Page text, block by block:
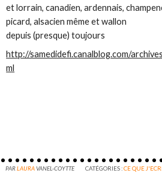
et lorrain, canadien, ardennais,
picard, alsacien même et wallon
depuis (presque) toujours
http://samedidefi.canalblog.com/
ml
PARLAURAVANEL-COYTTE CATÉGORIES :CE QUE